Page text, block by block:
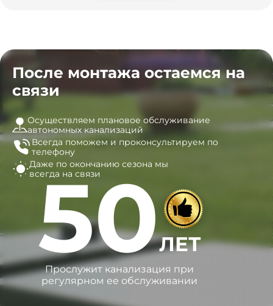
После монтажа остаемся на
связи
Осуществляем плановое обслуживание
автономных канализаций
Всегда поможем и проконсультируем по
телефону
Даже по окончанию сезона мы
всегда на связи
50ЛЕТ
Прослужит канализация при
регулярном ее обслуживании